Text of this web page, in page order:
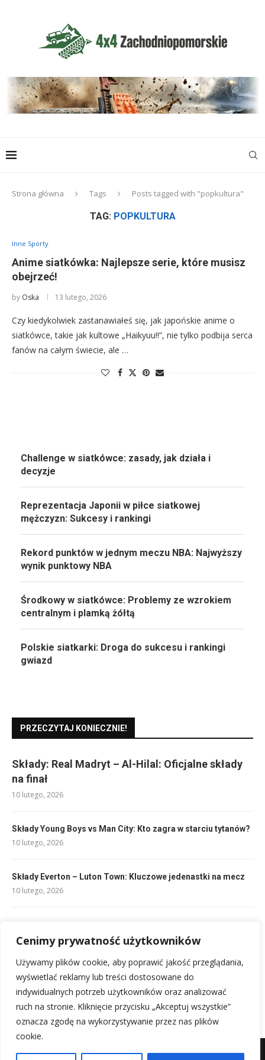
Cenimy prywatność użytkowników
Używamy plików cookie, aby poprawić jakość przeglądania,
wyświetlać reklamy lub treści dostosowane do
indywidualnych potrzeb użytkowników oraz analizować
ruch na stronie. Kliknięcie przycisku „Akceptuj wszystkie”
oznacza zgodę na wykorzystywanie przez nas plików
cookie.
Strona główna Tags Posts tagged with "popkultura"
TAG: POPKULTURA
Inne Sporty
Anime siatkówka: Najlepsze serie, które musisz
obejrzeć!
by Oska 13 lutego, 2026
Czy kiedykolwiek zastanawiałeś się, jak japońskie anime o
siatkówce, takie jak kultowe „Haikyuu!!”, nie tylko podbija serca
fanów na całym świecie, ale …
Challenge w siatkówce: zasady, jak działa i
decyzje
Reprezentacja Japonii w piłce siatkowej
mężczyzn: Sukcesy i rankingi
Rekord punktów w jednym meczu NBA: Najwyższy
wynik punktowy NBA
Środkowy w siatkówce: Problemy ze wzrokiem
centralnym i plamką żółtą
Polskie siatkarki: Droga do sukcesu i rankingi
gwiazd
PRZECZYTAJ KONIECZNIE!
Składy: Real Madryt – Al-Hilal: Oficjalne składy
na finał
10 lutego, 2026
Składy Young Boys vs Man City: Kto zagra w starciu tytanów?
10 lutego, 2026
Składy Everton – Luton Town: Kluczowe jedenastki na mecz
10 lutego, 2026
13 lutego, 2026
Składy: Lech Poznań – Zagłębie Lubin: Kto zagra?
10 lutego, 2026
Mapa witryny Kontakt z nami